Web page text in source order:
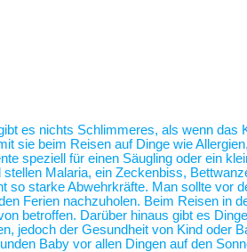
es nichts Schlimmeres, als wenn
sie beim Reisen auf Dinge wie
speziell für einen Säugling oder ein
Malaria, ein Zeckenbiss,
so starke Abwehrkräfte. Man sollte
Ferien nachzuholen. Beim Reisen in
betroffen. Darüber hinaus gibt es
jedoch der Gesundheit von Kind
Baby vor allen Dingen auf den